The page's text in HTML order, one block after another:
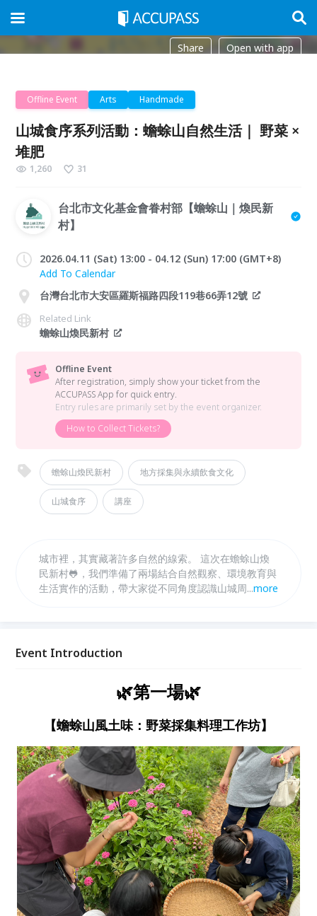
Share Open with app
Offline Event Arts Handmade
山城食序系列活動：蟾蜍山自然生活｜ 野菜 ×
堆肥
1,260 31
台北市文化基金會眷村部【蟾蜍山｜煥民新
村】
2026.04.11 (Sat) 13:00 - 04.12 (Sun) 17:00 (GMT+8)
Add To Calendar
台灣台北市大安區羅斯福路四段119巷66弄12號
Related Link
蟾蜍山煥民新村
Offline Event
After registration, simply show your ticket from the
ACCUPASS App for quick entry.
Entry rules are primarily set by the event organizer.
How to Collect Tickets?
蟾蜍山煥民新村 地方採集與永續飲食文化
山城食序 講座
城市裡，其實藏著許多自然的線索。 這次在蟾蜍山煥
民新村🐸，我們準備了兩場結合自然觀察、環境教育與
生活實作的活動，帶大家從不同角度認識山城周邊的自
請大家一起走進蟾蜍山，慢慢認識自然與生活的連結
...more
Event Introduction
🌿第一場🌿
【蟾蜍山風土味：野菜採集料理工作坊】